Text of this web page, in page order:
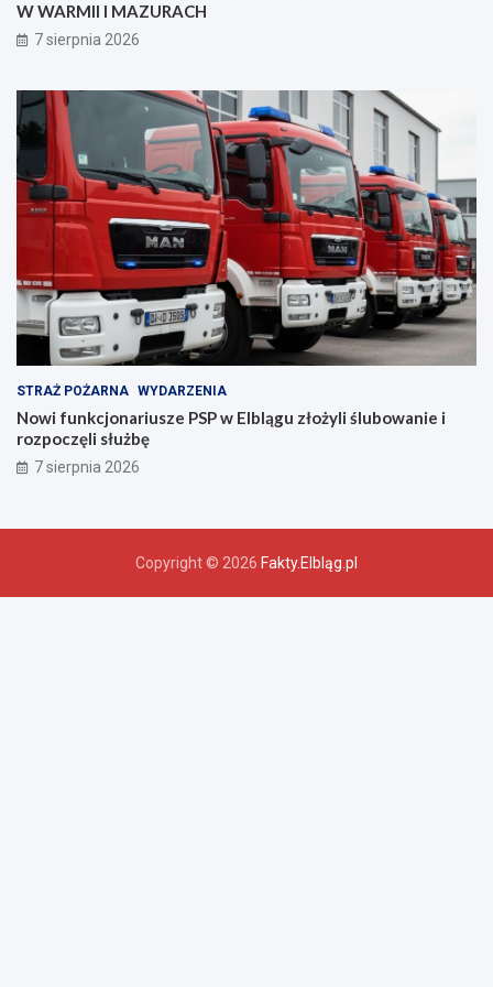
z
p
i
c
z
e
ń
s
t
w
a
n
i
W WARMII I MAZURACH
7 sierpnia 2026
STRAŻ POŻARNA WYDARZENIA
Nowi funkcjonariusze PSP w Elblągu złożyli ślubowanie i
rozpoczęli służbę
7 sierpnia 2026
Copyright © 2026 Fakty.Elbląg.pl